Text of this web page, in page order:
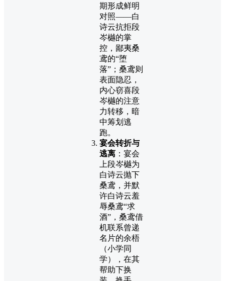
期形成鲜明
对照——白
诗云抗拒段
岑樾的掌
控，鄙夷桑
鸢的“堕
落”；桑鸢则
表面隐忍，
内心窃喜段
岑樾的注意
力转移，暗
中筹划逃
跑。
宴会转折与
逃离 ：宴会
上段岑樾为
白诗云抛下
桑鸢，并默
许白诗云羞
辱桑鸢“求
酒”，桑鸢借
机联系曾递
名片的余梧
（小学同
学），在其
帮助下换